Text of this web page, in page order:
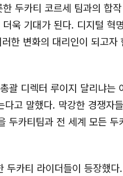
두카티 코르세 팀과의 합
욱 기대가 된다. 디지털 혁
한 변화의 대리인이 되고자
괄 디렉터 루이지 달리냐는
고 말했다. 막강한 경쟁자
두카티팀과 전 세계 모든 두
카티 라이더들이 등장했